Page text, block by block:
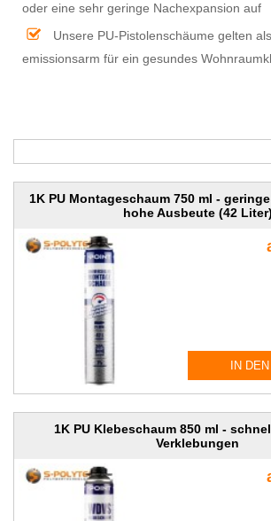
oder eine sehr geringe Nachexpansion auf
Unsere PU-Pistolenschäume gelten
emissionsarm für ein gesundes
1K PU Montageschaum 750 ml -
hohe Ausbeute (42 Liter)
IN
1K PU Klebeschaum 850 ml -
Verklebungen